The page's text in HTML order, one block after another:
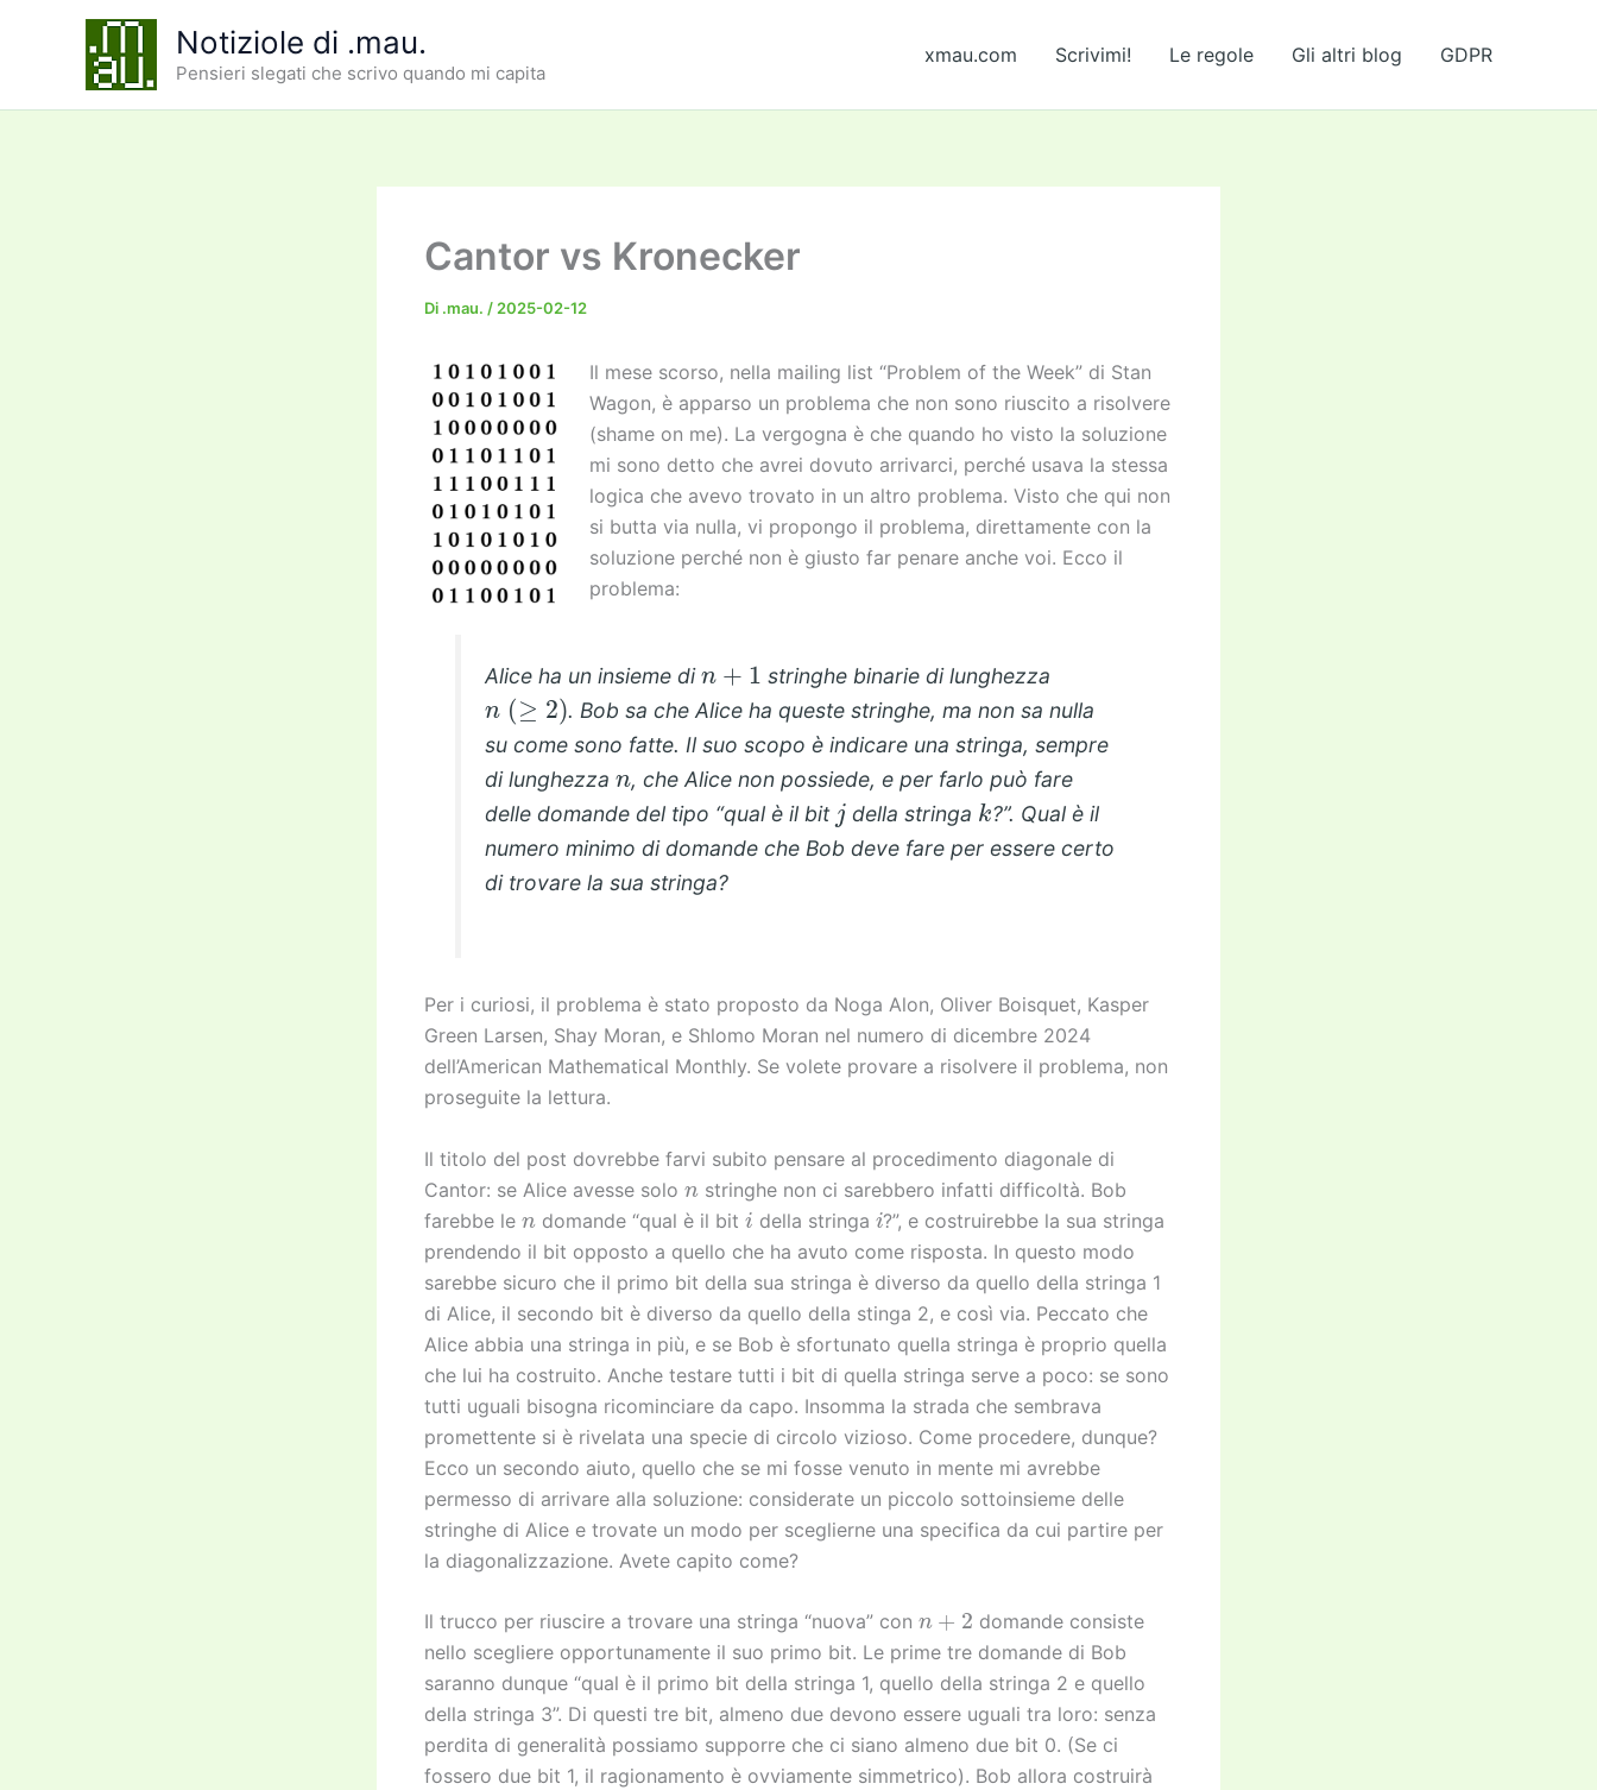
Notiziole di .mau.
Pensieri slegati che scrivo quando mi capita
xmau.com Scrivimi! Le regole Gli altri blog GDPR
Cantor vs Kronecker
Di .mau. / 2025-02-12
Il mese scorso, nella mailing list “Problem of the Week” di Stan
Wagon, è apparso un problema che non sono riuscito a risolvere
(shame on me). La vergogna è che quando ho visto la soluzione
mi sono detto che avrei dovuto arrivarci, perché usava la stessa
logica che avevo trovato in un altro problema. Visto che qui non
si butta via nulla, vi propongo il problema, direttamente con la
soluzione perché non è giusto far penare anche voi. Ecco il
problema:
Alice ha un insieme di
+
stringhe binarie di lunghezza
≥ )
. Bob sa che Alice ha queste stringhe, ma non sa nulla
su come sono fatte. Il suo scopo è indicare una stringa, sempre
di lunghezza
, che Alice non possiede, e per farlo può fare
delle domande del tipo “qual è il bit
j
della stringa
k
?”. Qual è il
numero minimo di domande che Bob deve fare per essere certo
di trovare la sua stringa?
Per i curiosi, il problema è stato proposto da Noga Alon, Oliver Boisquet, Kasper
Green Larsen, Shay Moran, e Shlomo Moran nel numero di dicembre 2024
dell’American Mathematical Monthly. Se volete provare a risolvere il problema, non
proseguite la lettura.
Il titolo del post dovrebbe farvi subito pensare al procedimento diagonale di
Cantor: se Alice avesse solo nstringhe non ci sarebbero infatti difficoltà. Bob
farebbe le ndomande “qual è il bit i della stringa i?”, e costruirebbe la sua stringa
prendendo il bit opposto a quello che ha avuto come risposta. In questo modo
sarebbe sicuro che il primo bit della sua stringa è diverso da quello della stringa 1
di Alice, il secondo bit è diverso da quello della stinga 2, e così via. Peccato che
Alice abbia una stringa in più, e se Bob è sfortunato quella stringa è proprio quella
che lui ha costruito. Anche testare tutti i bit di quella stringa serve a poco: se sono
tutti uguali bisogna ricominciare da capo. Insomma la strada che sembrava
promettente si è rivelata una specie di circolo vizioso. Come procedere, dunque?
Ecco un secondo aiuto, quello che se mi fosse venuto in mente mi avrebbe
permesso di arrivare alla soluzione: considerate un piccolo sottoinsieme delle
stringhe di Alice e trovate un modo per sceglierne una specifica da cui partire per
la diagonalizzazione. Avete capito come?
Il trucco per riuscire a trovare una stringa “nuova” con
domande consiste
nello scegliere opportunamente il suo primo bit. Le prime tre domande di Bob
saranno dunque “qual è il primo bit della stringa 1, quello della stringa 2 e quello
della stringa 3”. Di questi tre bit, almeno due devono essere uguali tra loro: senza
perdita di generalità possiamo supporre che ci siano almeno due bit 0. (Se ci
fossero due bit 1, il ragionamento è ovviamente simmetrico). Bob allora costruirà